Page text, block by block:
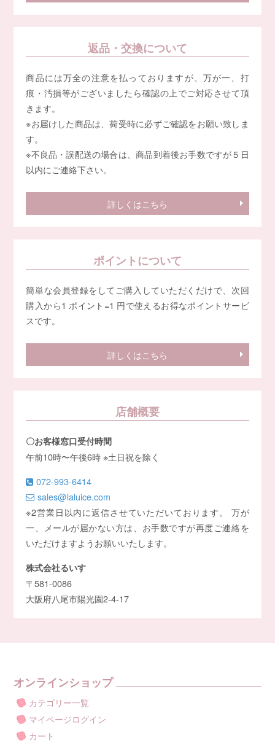
返品・交換について
商品には万全の注意を払っておりますが、万が一、打
痕・汚損等がございましたら確認の上でご対応させて頂
きます。
※お届けした商品は、荷受時に必ずご確認をお願い致しま
す。
※不良品・誤配送の場合は、商品到着後お手数ですが５日
以内にご連絡下さい。
詳しくはこちら
ポイントについて
簡単な会員登録をしてご購入していただくだけで、次回
購入から1 ポイント=1 円で使えるお得なポイントサービ
スです。
詳しくはこちら
店舗概要
〇お客様窓口受付時間
午前10時〜午後6時 ※土日祝を除く
072-993-6414
sales@laluice.com
※2営業日以内に返信させていただいております。 万が
一、メールが届かない方は、お手数ですが再度ご連絡を
いただけますようお願いいたします。
株式会社るいす
〒581-0086
大阪府八尾市陽光園2-4-17
オンラインショップ
カテゴリー一覧
マイページログイン
カート